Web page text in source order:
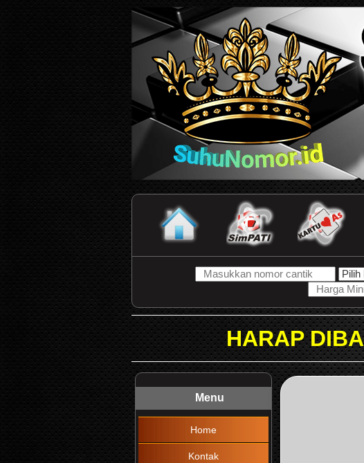
HARAP DIBACA !!!
Menu
Home
Kontak